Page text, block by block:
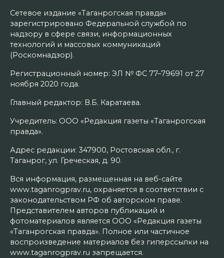
Сетевое издание «Таганрогская правда»
зарегистрировано Федеральной службой по
надзору в сфере связи, информационных
технологий и массовых коммуникаций
(Роскомнадзор).
Регистрационный номер: ЭЛ № ФС 77–79691 от 27
ноября 2020 года.
Главный редактор: В.Б. Каратаева.
Учредитель: ООО «Редакция газеты «Таганрогская
правда».
Адрес редакции: 347900, Ростовская обл., г.
Таганрог, ул. Греческая, д. 90.
Вся информация, размещенная на веб-сайте
www.taganrogprav.ru, охраняется в соответствии с
законодательством РФ об авторском праве.
Представителем авторов публикаций и
фотоматериалов является ООО «Редакция газеты
«Таганрогская правда». Полное или частичное
воспроизведение материалов без гиперссылки на
www.taganrogprav.ru запрещается.